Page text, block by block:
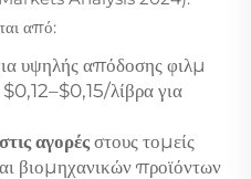
από:
υψηλής απόδοσης φιλμ
λίβρα για
αγορές στους τομείς
βιομηχανικών προϊόντων